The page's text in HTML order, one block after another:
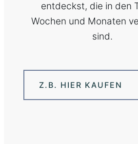
entdeckst, die in den
Wochen und Monaten
sind.
Z.B. HIER KAUFEN